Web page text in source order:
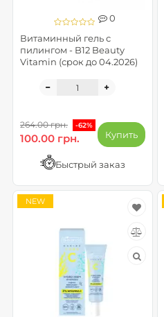
0
Витаминный гель с
пилингом - B12 Beauty
Vitamin (срок до 04.2026)
264.00 грн. -62%
100.00 грн. Купить
Быстрый заказ
NEW